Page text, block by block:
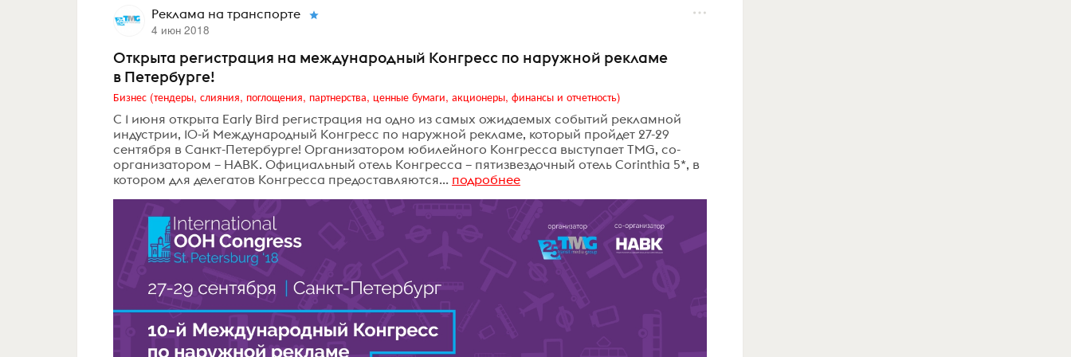
Реклама на транспорте
4 июн 2018
Открыта регистрация на международный Конгресс по наружной рекламе
в Петербурге!
Бизнес (тендеры, слияния, поглощения, партнерства, ценные бумаги, акционеры, финансы и отчетность)
С 1 июня открыта Early Bird регистрация на одно из самых ожидаемых событий рекламной
индустрии, 10-й Международный Конгресс по наружной рекламе, который пройдет 27-29
сентября в Санкт-Петербурге! Организатором юбилейного Конгресса выступает TMG, со-
организатором – НАВК. Официальный отель Конгресса – пятизвездочный отель Corinthia 5*, в
котором для делегатов Конгресса предоставляются... подробнее